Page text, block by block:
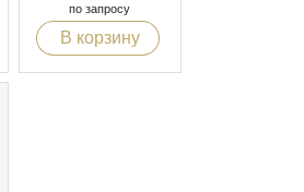
по запросу
В корзину